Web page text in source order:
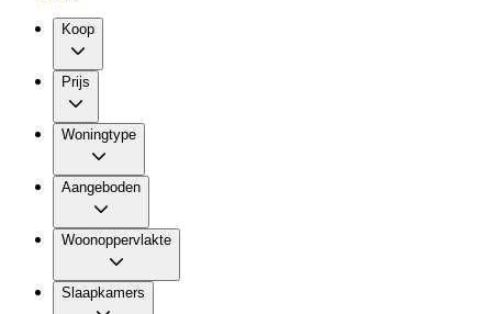
Koop
Prijs
Woningtype
Aangeboden
Woonoppervlakte
Slaapkamers